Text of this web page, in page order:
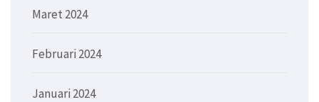
Maret 2024
Februari 2024
Januari 2024